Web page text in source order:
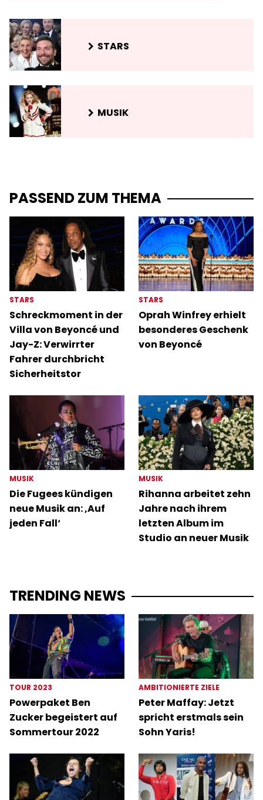
STARS
MUSIK
PASSEND ZUM THEMA
STARS
Schreckmoment in der
Villa von Beyoncé und
Jay-Z: Verwirrter
Fahrer durchbricht
Sicherheitstor
STARS
Oprah Winfrey erhielt
besonderes Geschenk
von Beyoncé
MUSIK
Die Fugees kündigen
neue Musik an: ‚Auf
jeden Fall‘
MUSIK
Rihanna arbeitet zehn
Jahre nach ihrem
letzten Album im
Studio an neuer Musik
TRENDING NEWS
TOUR 2023
Powerpaket Ben
Zucker begeistert auf
Sommertour 2022
AMBITIONIERTE ZIELE
Peter Maffay: Jetzt
spricht erstmals sein
Sohn Yaris!